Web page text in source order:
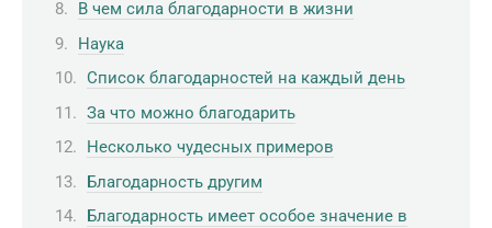
В чем сила благодарности в жизни
Наука
Список благодарностей на каждый день
За что можно благодарить
Несколько чудесных примеров
Благодарность другим
Благодарность имеет особое значение в